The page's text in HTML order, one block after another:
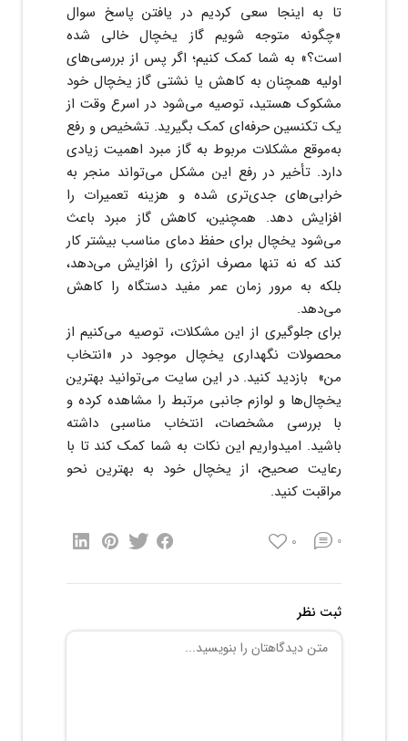
تا به اینجا سعی کردیم در یافتن پاسخ سوال
«چگونه متوجه شویم گاز یخچال خالی شده
است؟» به شما کمک کنیم؛ اگر پس از بررسی‌های
اولیه همچنان به کاهش یا نشتی گاز یخچال خود
مشکوک هستید، توصیه می‌شود در اسرع وقت از
یک تکنسین حرفه‌ای کمک بگیرید. تشخیص و رفع
به‌موقع مشکلات مربوط به گاز مبرد اهمیت زیادی
دارد. تأخیر در رفع این مشکل می‌تواند منجر به
خرابی‌های جدی‌تری شده و هزینه تعمیرات را
افزایش دهد. همچنین، کاهش گاز مبرد باعث
می‌شود یخچال برای حفظ دمای مناسب بیشتر کار
کند که نه تنها مصرف انرژی را افزایش می‌دهد،
بلکه به مرور زمان عمر مفید دستگاه را کاهش
می‌دهد.
برای جلوگیری از این مشکلات، توصیه می‌کنیم از
محصولات نگهداری یخچال موجود در «انتخاب
من» بازدید کنید. در این سایت می‌توانید بهترین
یخچال‌ها و لوازم جانبی مرتبط را مشاهده کرده و
با بررسی مشخصات، انتخاب مناسبی داشته
باشید. امیدواریم این نکات به شما کمک کند تا با
رعایت صحیح، از یخچال خود به بهترین نحو
مراقبت کنید.
0
0
ثبت نظر